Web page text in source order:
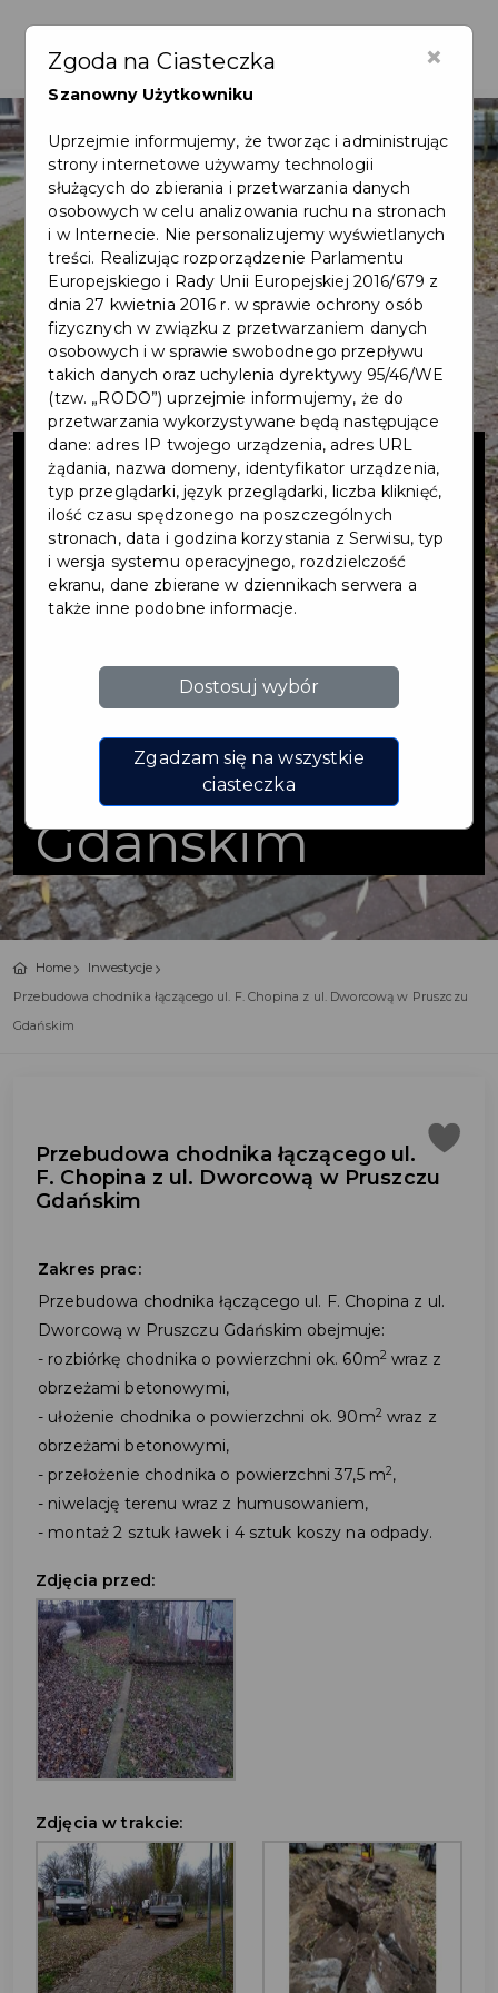
Przebudowa
chodnika
łączącego ul. F.
Chopina z ul.
Dworcową w
Pruszczu
Gdańskim
Home
Inwestycje
Przebudowa chodnika łączącego ul. F. Chopina z ul. Dworcową w Pruszczu
Gdańskim
Przebudowa chodnika łączącego ul.
F. Chopina z ul. Dworcową w Pruszczu
Gdańskim
Zakres prac:
Przebudowa chodnika łączącego ul. F. Chopina z ul.
Dworcową w Pruszczu Gdańskim obejmuje:
- rozbiórkę chodnika o powierzchni ok. 60m2 wraz z
obrzeżami betonowymi,
- ułożenie chodnika o powierzchni ok. 90m2 wraz z
obrzeżami betonowymi,
- przełożenie chodnika o powierzchni 37,5 m2,
- niwelację terenu wraz z humusowaniem,
- montaż 2 sztuk ławek i 4 sztuk koszy na odpady.
Zdjęcia przed:
Zdjęcia w trakcie:
×
Zgoda na Ciasteczka
Szanowny Użytkowniku
Uprzejmie informujemy, że tworząc i administrując
strony internetowe używamy technologii
służących do zbierania i przetwarzania danych
osobowych w celu analizowania ruchu na stronach
i w Internecie. Nie personalizujemy wyświetlanych
treści. Realizując rozporządzenie Parlamentu
Europejskiego i Rady Unii Europejskiej 2016/679 z
dnia 27 kwietnia 2016 r. w sprawie ochrony osób
fizycznych w związku z przetwarzaniem danych
osobowych i w sprawie swobodnego przepływu
takich danych oraz uchylenia dyrektywy 95/46/WE
(tzw. „RODO”) uprzejmie informujemy, że do
przetwarzania wykorzystywane będą następujące
dane: adres IP twojego urządzenia, adres URL
żądania, nazwa domeny, identyfikator urządzenia,
typ przeglądarki, język przeglądarki, liczba kliknięć,
ilość czasu spędzonego na poszczególnych
stronach, data i godzina korzystania z Serwisu, typ
i wersja systemu operacyjnego, rozdzielczość
ekranu, dane zbierane w dziennikach serwera a
także inne podobne informacje.
Dostosuj wybór
Zgadzam się na wszystkie
ciasteczka